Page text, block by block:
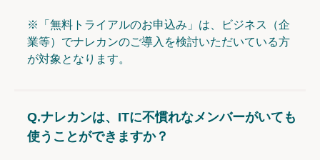
※「無料トライアルのお申込み」は、ビジネス（企
業等）でナレカンのご導入を検討いただいている方
が対象となります。
Q.ナレカンは、ITに不慣れなメンバーがいても
使うことができますか？